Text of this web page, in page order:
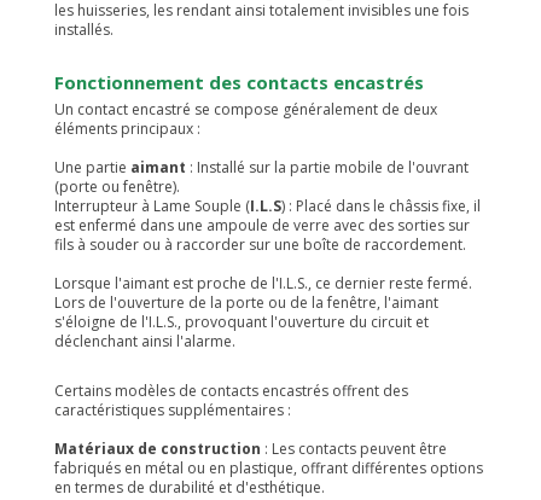
les huisseries, les rendant ainsi totalement invisibles une fois
installés.
Fonctionnement des contacts encastrés
Un contact encastré se compose généralement de deux
éléments principaux :
Une partie aimant : Installé sur la partie mobile de l'ouvrant
(porte ou fenêtre).
Interrupteur à Lame Souple (I.L.S) : Placé dans le châssis fixe, il
est enfermé dans une ampoule de verre avec des sorties sur
fils à souder ou à raccorder sur une boîte de raccordement.
Lorsque l'aimant est proche de l'I.L.S., ce dernier reste fermé.
Lors de l'ouverture de la porte ou de la fenêtre, l'aimant
s'éloigne de l'I.L.S., provoquant l'ouverture du circuit et
déclenchant ainsi l'alarme.
Certains modèles de contacts encastrés offrent des
caractéristiques supplémentaires :
Matériaux de construction : Les contacts peuvent être
fabriqués en métal ou en plastique, offrant différentes options
en termes de durabilité et d'esthétique.